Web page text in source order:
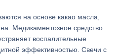
на основе какао масла,
Медикаментозное средство
воспалительные
эффективностью. Свечи с